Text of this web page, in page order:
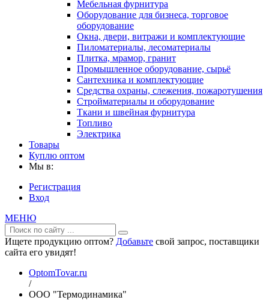
Мебельная фурнитура
Оборудование для бизнеса, торговое
оборудование
Окна, двери, витражи и комплектующие
Пиломатериалы, лесоматериалы
Плитка, мрамор, гранит
Промышленное оборудование, сырьё
Сантехника и комплектующие
Средства охраны, слежения, пожаротушения
Стройматериалы и оборудование
Ткани и швейная фурнитура
Топливо
Электрика
Товары
Куплю оптом
Мы в:
Регистрация
Вход
МЕНЮ
Ищете продукцию оптом? Добавьте свой запрос, поставщики
сайта его увидят!
OptomTovar.ru
/
ООО "Термодинамика"